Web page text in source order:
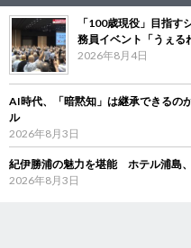
「100歳現役」目指
務員イベント「うぇる
2026年8月4日
AI時代、「暗黙知」は継承できる
ル
2026年8月3日
紀伊勝浦の魅力を堪能 ホテル浦島
2026年8月3日